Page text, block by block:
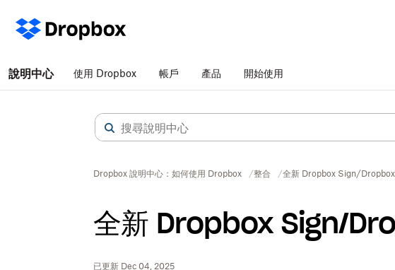
說明中心 使用 Dropbox 帳戶 產品 開始使用
Dropbox 說明中心：如何使用 Dropbox 整合 全新 Dropbox Sign/Dropbox
全新 Dropbox Sign/
已更新 Dec 04, 2025